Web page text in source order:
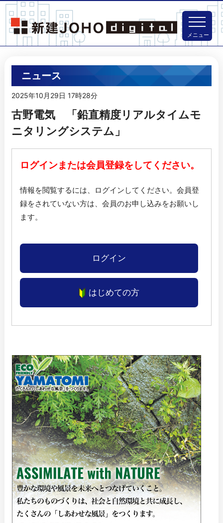
メニュー
ニュース
2025年10月29日 17時28分
古野電気 「鉛直精度リアルタイムモ
ニタリングシステム」
ログインまたは会員登録をしてください。
情報を閲覧するには、ログインしてください。 会員登
録をされていない方は、会員のお申し込みをお願いし
ます。
ログイン
はじめての方